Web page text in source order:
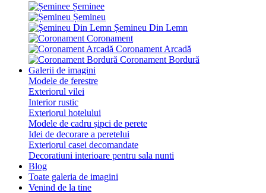
Șeminee
Șemineu
Șemineu Din Lemn
Coronament
Coronament Arcadă
Coronament Bordură
Galerii de imagini
Modele de ferestre
Exteriorul vilei
Interior rustic
Exteriorul hotelului
Modele de cadru șipci de perete
Idei de decorare a peretelui
Exteriorul casei decomandate
Decoratiuni interioare pentru sala nunti
Blog
Toate galeria de imagini
Venind de la tine